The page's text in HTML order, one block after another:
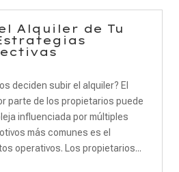
Alquiler de Tu
deciden subir el alquiler? El
parte de los propietarios puede
influenciada por múltiples
más comunes es el
operativos. Los propietarios...